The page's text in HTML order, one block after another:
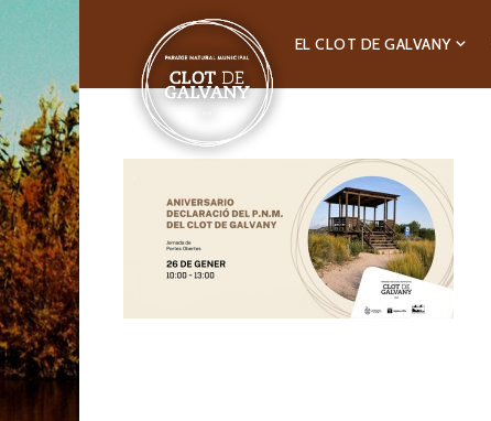
EL CLOT DE GALVANY